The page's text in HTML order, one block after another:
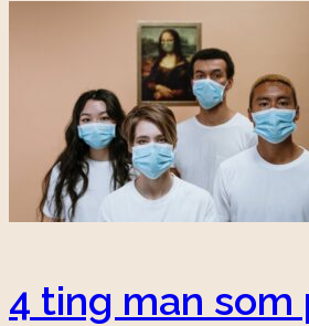
4 ting man som